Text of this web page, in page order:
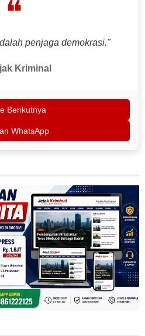
❝
penjaga demokrasi."
Kriminal
Berikutnya
WhatsApp